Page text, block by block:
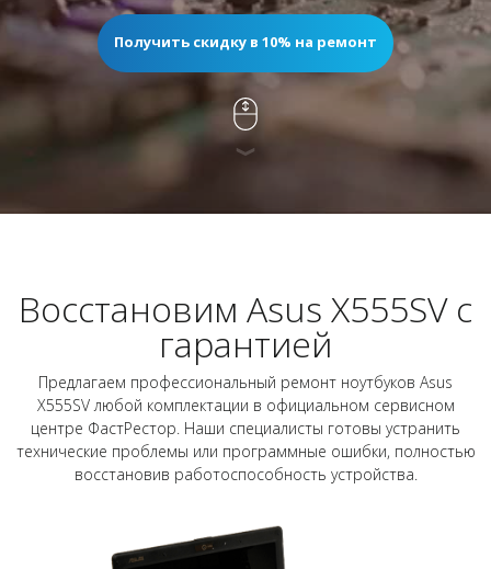
Получить скидку в 10% на ремонт
Восстановим Asus X555SV с
гарантией
Предлагаем профессиональный ремонт ноутбуков Asus
X555SV любой комплектации в официальном сервисном
центре ФастРестор. Наши специалисты готовы устранить
технические проблемы или программные ошибки, полностью
восстановив работоспособность устройства.